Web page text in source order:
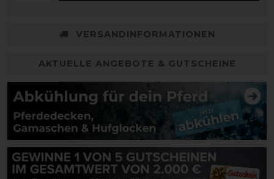
VERSANDINFORMATIONEN
AKTUELLE ANGEBOTE & GUTSCHEINE